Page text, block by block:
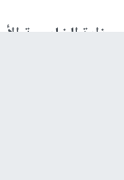
الخارجية